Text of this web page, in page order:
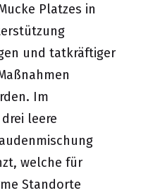
Platzes in
und tatkräftiger
Im
leere
welche für
Standorte